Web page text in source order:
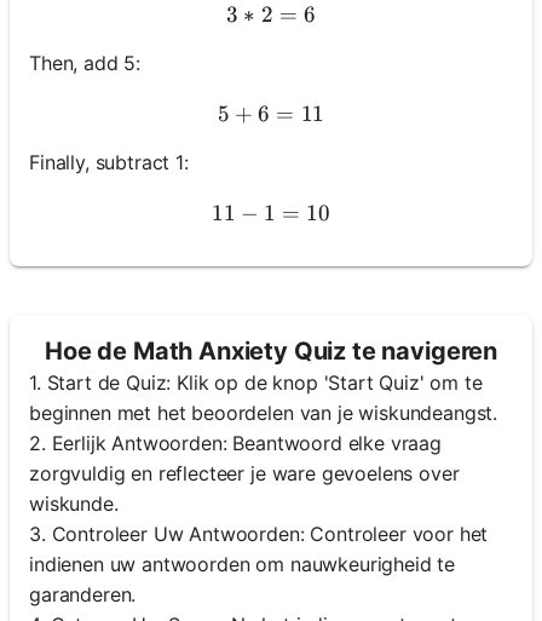
3 * 2 = 6
3 ∗ 2 = 6
Then, add 5:
5 + 6 = 11
5 + 6 = 11
Finally, subtract 1:
11 - 1 = 10
11 − 1 = 10
Hoe de Math Anxiety Quiz te navigeren
1. Start de Quiz: Klik op de knop 'Start Quiz' om te
beginnen met het beoordelen van je wiskundeangst.
2. Eerlijk Antwoorden: Beantwoord elke vraag
zorgvuldig en reflecteer je ware gevoelens over
wiskunde.
3. Controleer Uw Antwoorden: Controleer voor het
indienen uw antwoorden om nauwkeurigheid te
garanderen.